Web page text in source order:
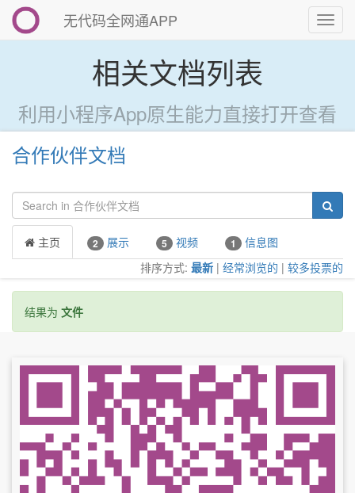
切
换
无代码全网通APP
相关文档列表
利用小程序App原生能力直接打开查看
合作伙伴文档
主页 2 展示 5 视频 1
信息图
排序方式: 最新 | 经常浏览的 | 较多投票的
结果为 文件